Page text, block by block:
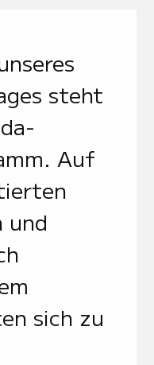
steht
Auf
und
sich zu